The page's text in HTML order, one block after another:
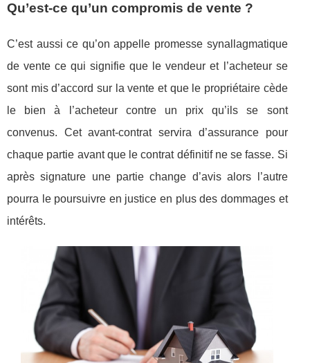
Qu’est-ce qu’un compromis de vente ?
C’est aussi ce qu’on appelle promesse synallagmatique
de vente ce qui signifie que le vendeur et l’acheteur se
sont mis d’accord sur la vente et que le propriétaire cède
le bien à l’acheteur contre un prix qu’ils se sont
convenus. Cet avant-contrat servira d’assurance pour
chaque partie avant que le contrat définitif ne se fasse. Si
après signature une partie change d’avis alors l’autre
pourra le poursuivre en justice en plus des dommages et
intérêts.